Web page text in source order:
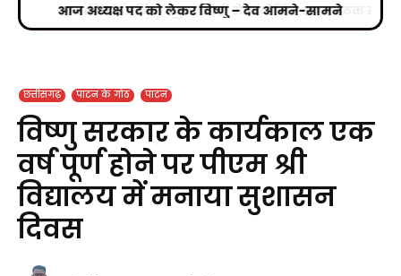
शासकीय प्राथमिक शाला कौही में आयोजित SMC बैठक में
बच्चों के शिक्षा गुणवत्ता पर फोकस
छत्तीसगढ़ पाटन के गोठ पाटन
विष्णु सरकार के कार्यकाल एक
वर्ष पूर्ण होने पर पीएम श्री
विद्यालय में मनाया सुशासन
दिवस